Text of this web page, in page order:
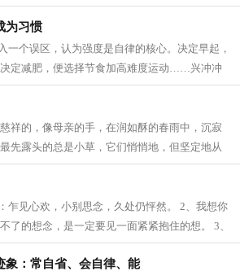
生 跟季节...
为习惯
一个误区，认为强度是自律的核心。决定早起，
定减肥，便选择节食加高难度运动……兴冲冲
内心已有...
祥的，像母亲的手，在润如酥的春雨中，沉寂
先露头的总是小草，它们悄悄地，但坚定地从
层绿色，充...
乍见心欢，小别思念，久处仍怦然。 2、我想你
了的想念，是一定要见一面紧紧抱住的想。 3、
太阳，月...
象：常自省、会自律、能